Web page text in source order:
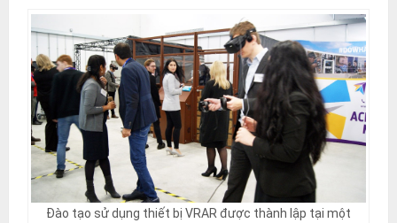
Đào tạo sử dụng thiết bị VRAR được thành lập tại một